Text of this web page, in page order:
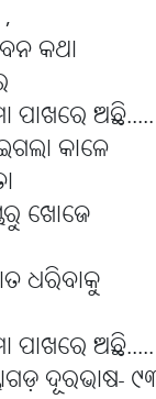
କଥା
ପାଖରେ
କାଳେ
ଖୋଜେ
ଧରିବାକୁ
ପାଖରେ
ଦୂରଭାଷ-